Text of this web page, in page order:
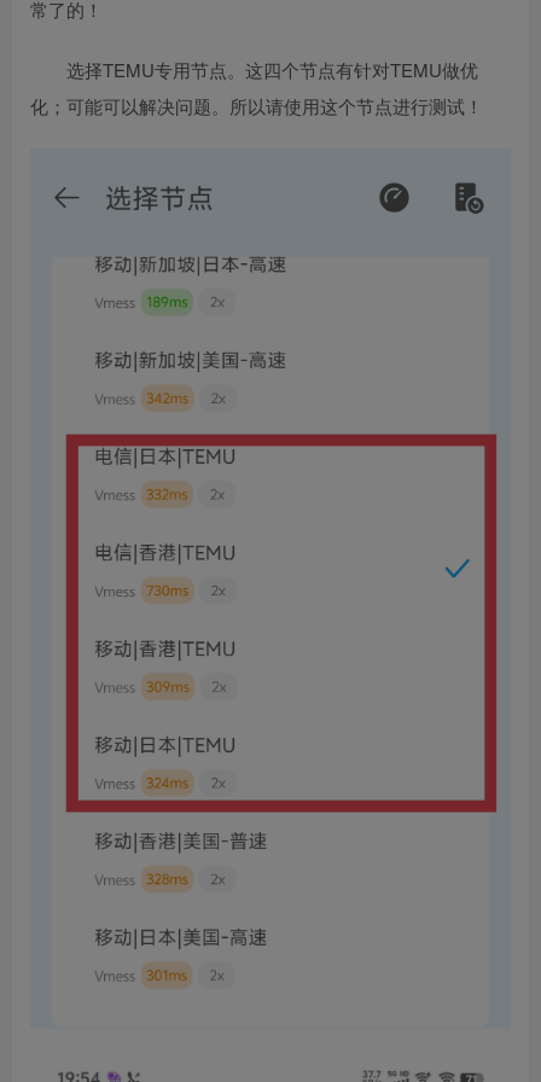
常了的！
选择TEMU专用节点。这四个节点有针对TEMU做优
化；可能可以解决问题。所以请使用这个节点进行测试！